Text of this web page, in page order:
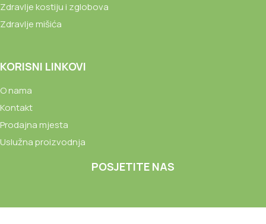
Zdravlje kostiju i zglobova
Zdravlje mišića
KORISNI LINKOVI
O nama
Kontakt
Prodajna mjesta
Uslužna proizvodnja
POSJETITE NAS